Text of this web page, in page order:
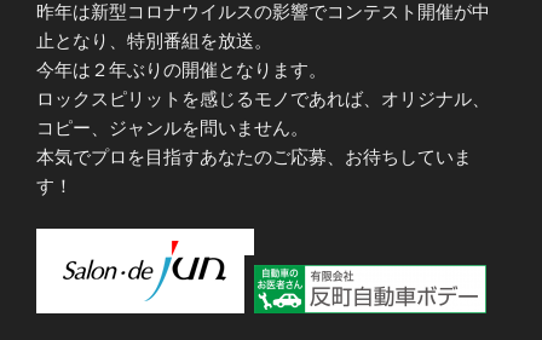
昨年は新型コロナウイルスの影響でコンテスト開催が中
止となり、特別番組を放送。
今年は２年ぶりの開催となります。
ロックスピリットを感じるモノであれば、オリジナル、
コピー、ジャンルを問いません。
本気でプロを目指すあなたのご応募、お待ちしていま
す！